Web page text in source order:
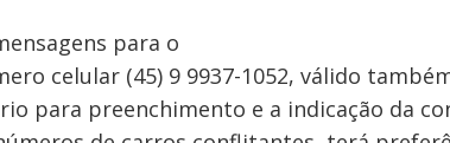
para o
celular (45) 9 9937-1052, válido
para preenchimento e a indicação da